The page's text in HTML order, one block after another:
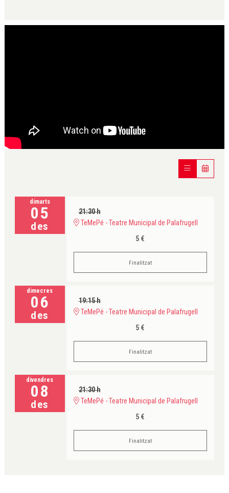
dimarts
05
des
21:30 h
TeMePé - Teatre Municipal de Palafrugell
5 €
Finalitzat
dimecres
06
des
19:15 h
TeMePé - Teatre Municipal de Palafrugell
5 €
Finalitzat
divendres
08
des
21:30 h
TeMePé - Teatre Municipal de Palafrugell
5 €
Finalitzat